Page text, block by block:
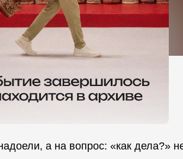
Игры
а на вопрос: «как дела?»